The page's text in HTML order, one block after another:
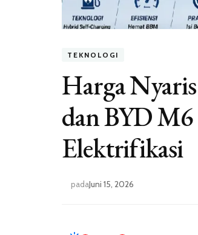
TEKNOLOGI
Harga
dan BYD
Elektrifikasi
padaJuni 15, 2026